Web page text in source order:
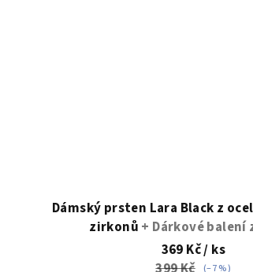
Dámský prsten Lara Black z
zirkonů + Dárkové balení
369 Kč/ ks
(–7 %)